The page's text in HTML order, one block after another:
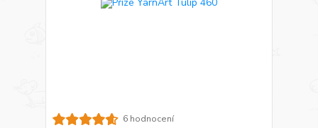
6 hodnocení